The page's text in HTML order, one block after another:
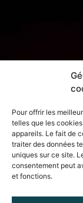
Pour offrir les
telles que les
appareils. Le fait de
traiter des données
uniques sur ce site.
consentement peut
et fonctions.